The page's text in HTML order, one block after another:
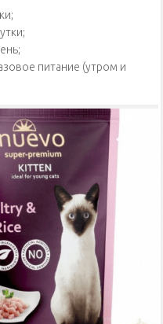
питание (утром и